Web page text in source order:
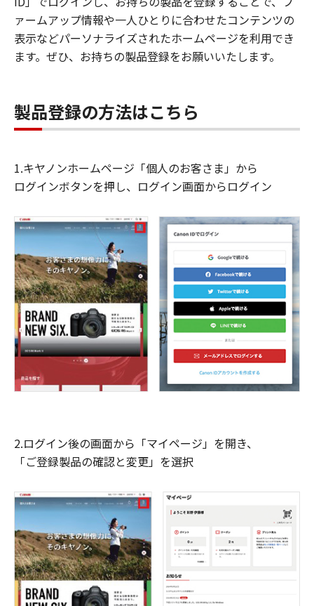
ァームアップ情報や一人ひとりに合わせたコンテンツの
表示などパーソナライズされたホームページを利用でき
ます。ぜひ、お持ちの製品登録をお願いいたします。
製品登録の方法はこちら
1.キヤノンホームページ「個人のお客さま」から
ログインボタンを押し、ログイン画面からログイン
2.ログイン後の画面から「マイページ」を開き、
「ご登録製品の確認と変更」を選択